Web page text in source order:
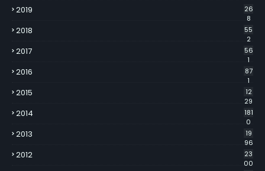
2019
26
8
2018
55
2
2017
56
1
2016
87
1
2015
12
29
2014
181
0
2013
19
96
2012
23
00